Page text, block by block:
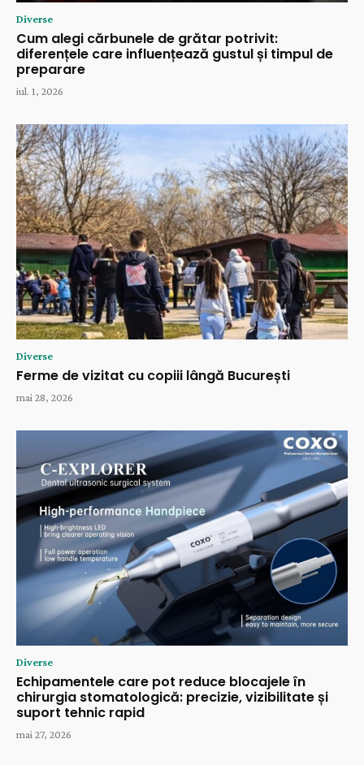
Diverse
Cum alegi cărbunele de grătar potrivit:
diferențele care influențează gustul și timpul de
preparare
iul. 1, 2026
Diverse
Ferme de vizitat cu copiii lângă București
mai 28, 2026
Diverse
Echipamentele care pot reduce blocajele în
chirurgia stomatologică: precizie, vizibilitate și
suport tehnic rapid
mai 27, 2026